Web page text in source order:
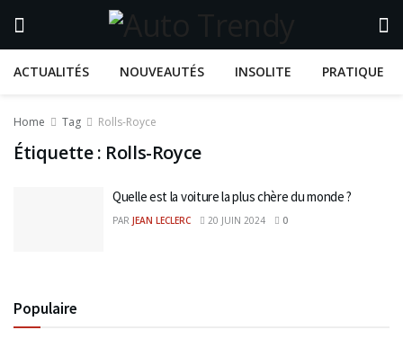
ACTUALITÉS NOUVEAUTÉS INSOLITE PRATIQUE
Home Tag Rolls-Royce
Étiquette : Rolls-Royce
Quelle est la voiture la plus chère du monde ?
PAR JEAN LECLERC 20 JUIN 2024 0
Populaire